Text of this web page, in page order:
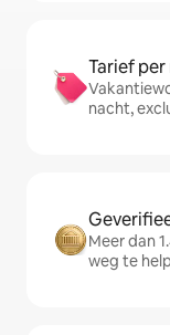
Tarief
nacht,
Meer dan
weg te